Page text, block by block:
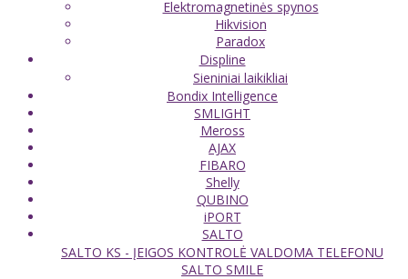
Elektromagnetinės spynos
Hikvision
Paradox
Displine
Sieniniai laikikliai
Bondix Intelligence
SMLIGHT
Meross
AJAX
FIBARO
Shelly
QUBINO
iPORT
SALTO
SALTO KS - ĮEIGOS KONTROLĖ VALDOMA TELEFONU
SALTO SMILE